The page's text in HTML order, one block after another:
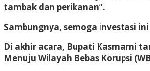
tambak dan perikanan”.
Sambungnya, semoga investasi
Di akhir acara, Bupati Kasmarni
Menuju Wilayah Bebas Korupsi